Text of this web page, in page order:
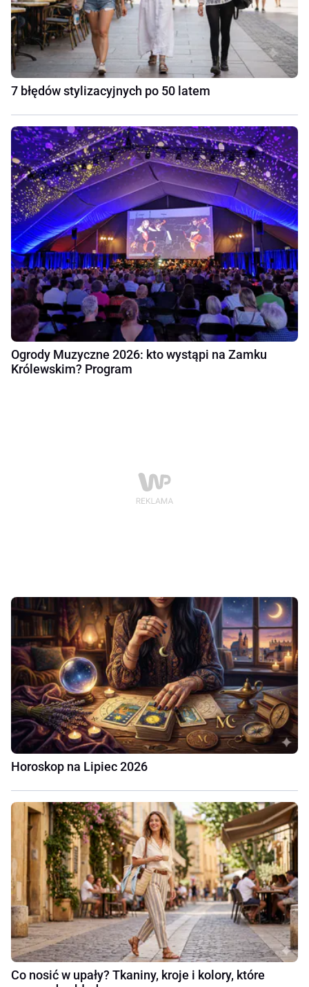
7 błędów stylizacyjnych po 50 latem
Ogrody Muzyczne 2026: kto wystąpi na Zamku
Królewskim? Program
Horoskop na Lipiec 2026
Co nosić w upały? Tkaniny, kroje i kolory, które